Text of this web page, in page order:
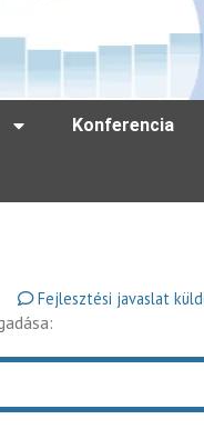
Konferencia
Fejlesztési javaslat